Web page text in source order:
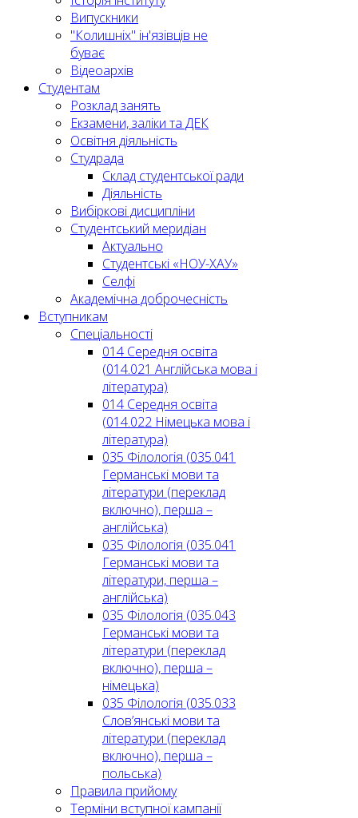
Випускники
"Колишніх" ін'язівців не
буває
Відеоархів
Студентам
Розклад занять
Екзамени, заліки та ДЕК
Освітня діяльність
Студрада
Склад студентської ради
Діяльність
Вибіркові дисципліни
Студентський меридіан
Актуально
Студентські «НОУ-ХАУ»
Селфі
Академічна доброчесність
Вступникам
Спеціальності
014 Середня освіта
(014.021 Англійська мова і
література)
014 Середня освіта
(014.022 Німецька мова і
література)
035 Філологія (035.041
Германські мови та
літератури (переклад
включно), перша –
англійська)
035 Філологія (035.041
Германські мови та
літератури, перша –
англійська)
035 Філологія (035.043
Германські мови та
літератури (переклад
включно), перша –
німецька)
035 Філологія (035.033
Слов’янські мови та
літератури (переклад
включно), перша –
польська)
Правила прийому
Терміни вступної кампанії